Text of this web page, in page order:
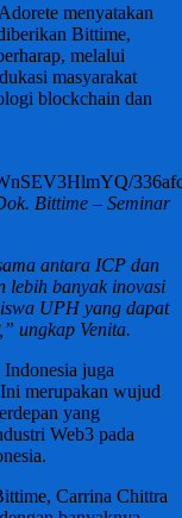
menyatakan
Bittime,
melalui
masyarakat
blockchain dan
Bittime – Seminar
antara ICP dan
lebih banyak inovasi
UPH yang dapat
ungkap Venita.
juga
merupakan wujud
yang
Web3 pada
Carrina Chittra